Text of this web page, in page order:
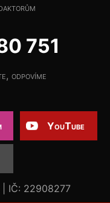
751
odpovíme
YouTube
| IČ: 22908277